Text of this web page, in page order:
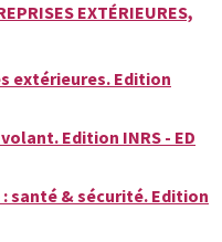
EXTÉRIEURES,
extérieures. Edition
Edition INRS - ED
santé & sécurité. Edition